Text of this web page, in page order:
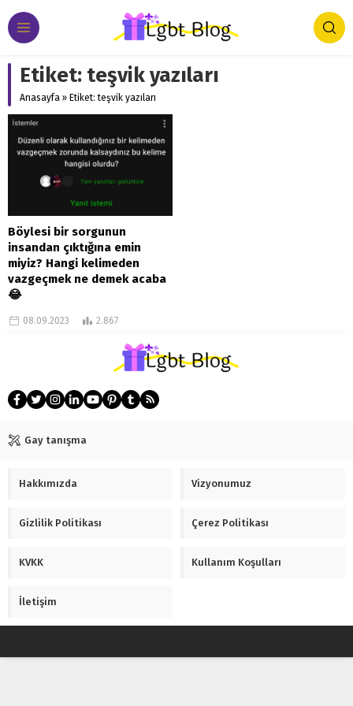
Etiket: teşvik yazıları
Anasayfa » Etiket: teşvik yazıları
Böylesi bir sorgunun
insandan çıktığına emin
miyiz? Hangi kelimeden
vazgeçmek ne demek acaba
😂
Düzenli olarak kullandığınız bir
kalsaydınız bu kelime hangisi
olurdu? Yukarıdaki giriş veya alt
08.09.2023 2.867
Gay tanışma
Hakkımızda Vizyonumuz
Gizlilik Politikası Çerez Politikası
KVKK Kullanım Koşulları
İletişim